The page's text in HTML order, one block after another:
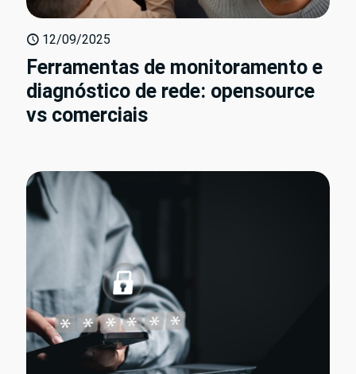
12/09/2025
Ferramentas de monitoramento e
diagnóstico de rede: opensource
vs comerciais